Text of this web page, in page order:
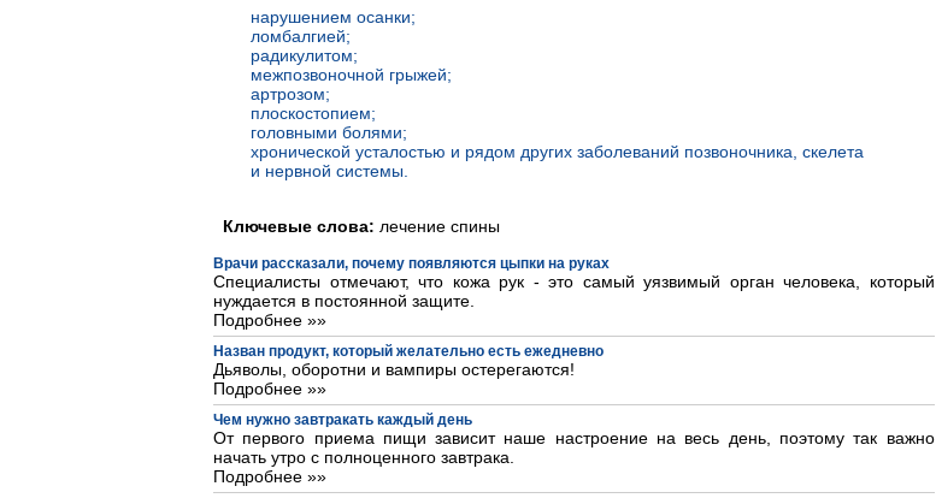
нарушением осанки;
ломбалгией;
радикулитом;
межпозвоночной грыжей;
артрозом;
плоскостопием;
головными болями;
хронической усталостью и рядом других заболеваний позвоночника, скелета
и нервной системы.
Ключевые слова: лечение спины
Врачи рассказали, почему появляются цыпки на руках
Специалисты отмечают, что кожа рук - это самый уязвимый орган человека, который
нуждается в постоянной защите.
Подробнее »»
Назван продукт, который желательно есть ежедневно
Дьяволы, оборотни и вампиры остерегаются!
Подробнее »»
Чем нужно завтракать каждый день
От первого приема пищи зависит наше настроение на весь день, поэтому так важно
начать утро с полноценного завтрака.
Подробнее »»